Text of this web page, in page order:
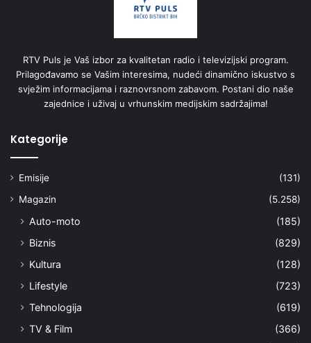
RTV Puls je Vaš izbor za kvalitetan radio i televizijski program.
Prilagođavamo se Vašim interesima, nudeći dinamično iskustvo s
svježim informacijama i raznovrsnom zabavom. Postani dio naše
zajednice i uživaj u vrhunskim medijskim sadržajima!
Kategorije
Emisije
(131)
Magazin
(5.258)
Auto-moto
(185)
Biznis
(829)
Kultura
(128)
Lifestyle
(723)
Tehnologija
(619)
TV & Film
(366)